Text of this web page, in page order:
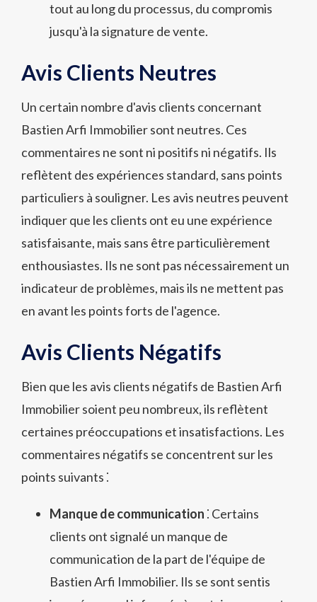
tout au long du processus, du compromis
jusqu'à la signature de vente.
Avis Clients Neutres
Un certain nombre d'avis clients concernant
Bastien Arfi Immobilier sont neutres. Ces
commentaires ne sont ni positifs ni négatifs. Ils
reflètent des expériences standard, sans points
particuliers à souligner. Les avis neutres peuvent
indiquer que les clients ont eu une expérience
satisfaisante, mais sans être particulièrement
enthousiastes. Ils ne sont pas nécessairement un
indicateur de problèmes, mais ils ne mettent pas
en avant les points forts de l'agence.
Avis Clients Négatifs
Bien que les avis clients négatifs de Bastien Arfi
Immobilier soient peu nombreux, ils reflètent
certaines préoccupations et insatisfactions. Les
commentaires négatifs se concentrent sur les
points suivants ⁚
Manque de communication ⁚ Certains
clients ont signalé un manque de
communication de la part de l'équipe de
Bastien Arfi Immobilier. Ils se sont sentis